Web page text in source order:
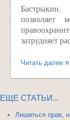
позволяет
затрудняет
Читать далее
ЕЩЕ СТАТЬИ...
Лишиться прав,